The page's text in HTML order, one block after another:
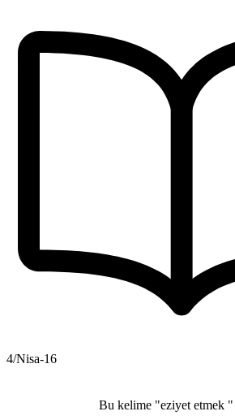
4/Nisa-16
Bu kelime "eziyet etmek